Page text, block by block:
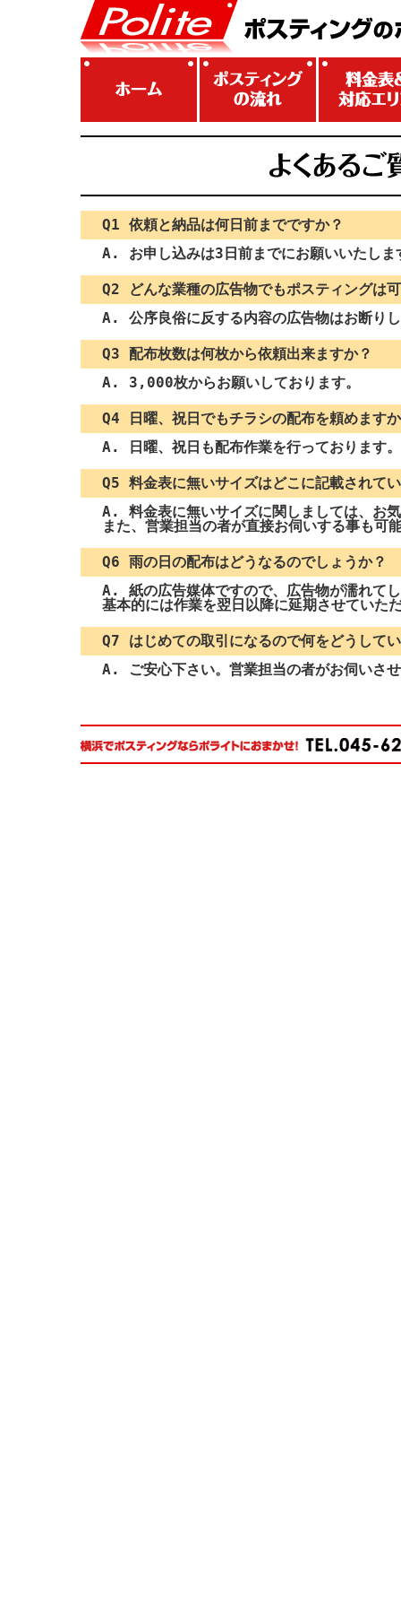
Q1 依頼と納品は何日前までですか？
A. お申し込みは3日前までにお願いいたしま
Q2 どんな業種の広告物でもポスティングは
A. 公序良俗に反する内容の広告物はお断り
Q3 配布枚数は何枚から依頼出来ますか？
A. 3,000枚からお願いしております。
Q4 日曜、祝日でもチラシの配布を頼めます
A. 日曜、祝日も配布作業を行っております。
Q5 料金表に無いサイズはどこに記載されて
A. 料金表に無いサイズに関しましては、お
また、営業担当の者が直接お伺いする事も可
Q6 雨の日の配布はどうなるのでしょうか？
A. 紙の広告媒体ですので、広告物が濡れて
基本的には作業を翌日以降に延期させていた
Q7 はじめての取引になるので何をどうして
A. ご安心下さい。営業担当の者がお伺いさ